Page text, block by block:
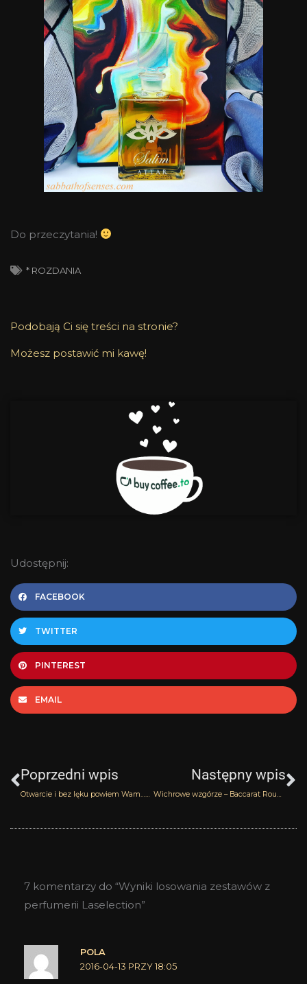
Do przeczytania!
* ROZDANIA
Podobają Ci się treści na stronie?
Możesz postawić mi kawę!
Udostępnij:
FACEBOOK
TWITTER
PINTEREST
EMAIL
Poprzedni wpis
Otwarcie i bez lęku powiem Wam…* – Salim Tabacora Parfums
Następny wpis
Wichrowe wzgórze – Baccarat Rouge 540 Maison Francis Kurkdjian
7 komentarzy do “Wyniki losowania zestawów z
perfumerii Laselection”
POLA
2016-04-13 PRZY 18:05